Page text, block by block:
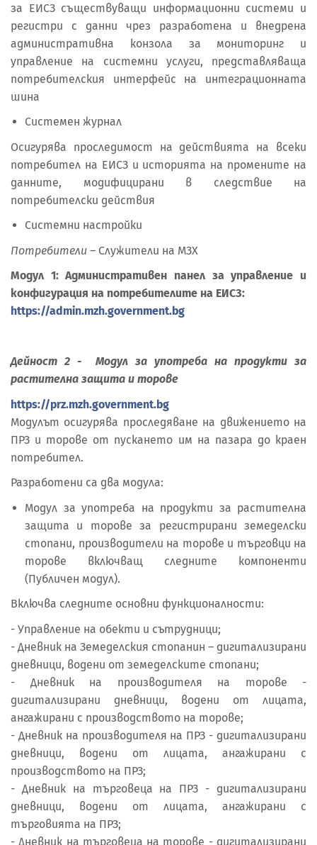
за ЕИСЗ съществуващи информационни системи и
регистри с данни чрез разработена и внедрена
административна конзола за мониторинг и
управление на системни услуги, представляваща
потребителския интерфейс на интеграционната
шина
Системен журнал
Осигурява проследимост на действията на всеки
потребител на ЕИСЗ и историята на промените на
данните, модифицирани в следствие на
потребителски действия
Системни настройки
Потребители – Служители на МЗХ
Модул 1: Административен панел за управление и
конфигурация на потребителите на ЕИСЗ:
https://admin.mzh.government.bg
Дейност 2 - Модул за употреба на продукти за
растителна защита и торове
https://prz.mzh.government.bg
Модулът осигурява проследяване на движението на
ПРЗ и торове от пускането им на пазара до краен
потребител.
Разработени са два модула:
Модул за употреба на продукти за растителна
защита и торове за регистрирани земеделски
стопани, производители на торове и търговци на
торове включващ следните компоненти
(Публичен модул).
Включва следните основни функционалности:
- Управление на обекти и сътрудници;
- Дневник на Земеделския стопанин – дигитализирани
дневници, водени от земеделските стопани;
- Дневник на производителя на торове -
дигитализирани дневници, водени от лицата,
ангажирани с производството на торове;
- Дневник на производителя на ПРЗ - дигитализирани
дневници, водени от лицата, ангажирани с
производството на ПРЗ;
- Дневник на търговеца на ПРЗ - дигитализирани
дневници, водени от лицата, ангажирани с
търговията на ПРЗ;
- Дневник на търговеца на торове - дигитализирани